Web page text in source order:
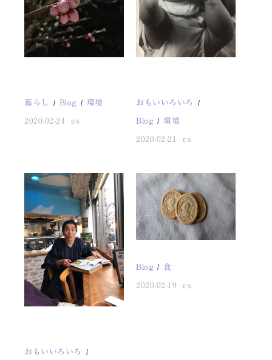
暮らし Blog 環境
2020-02-24 es
おもいいろいろ
Blog 環境
2020-02-21 es
おもいいろいろ
Blog 食
2020-02-19 es